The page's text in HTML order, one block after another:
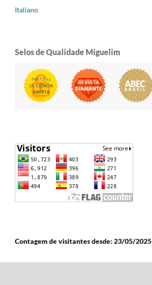
Italiano
Selos de Qualidade Miguelim
Contagem de visitantes desde: 23/05/2025